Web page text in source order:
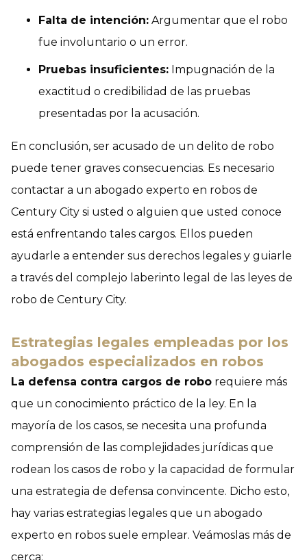
Falta de intención: Argumentar que el robo
fue involuntario o un error.
Pruebas insuficientes: Impugnación de la
exactitud o credibilidad de las pruebas
presentadas por la acusación.
En conclusión, ser acusado de un delito de robo
puede tener graves consecuencias. Es necesario
contactar a un abogado experto en robos de
Century City si usted o alguien que usted conoce
está enfrentando tales cargos. Ellos pueden
ayudarle a entender sus derechos legales y guiarle
a través del complejo laberinto legal de las leyes de
robo de Century City.
Estrategias legales empleadas por los
abogados especializados en robos
La defensa contra cargos de robo requiere más
que un conocimiento práctico de la ley. En la
mayoría de los casos, se necesita una profunda
comprensión de las complejidades jurídicas que
rodean los casos de robo y la capacidad de formular
una estrategia de defensa convincente. Dicho esto,
hay varias estrategias legales que un abogado
experto en robos suele emplear. Veámoslas más de
cerca: